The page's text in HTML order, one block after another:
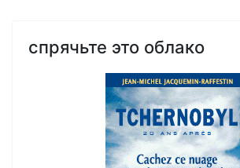
спрячьте это облако